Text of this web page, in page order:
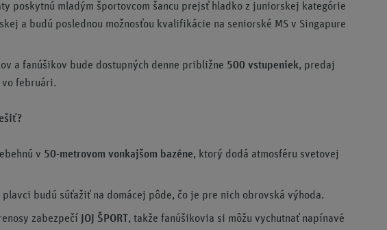
poskytnú mladým športovcom šancu prejsť hladko z juniorskej kategórie
a budú poslednou možnosťou kvalifikácie na seniorské MS v Singapure
a fanúšikov bude dostupných denne približne 500 vstupeniek, predaj
vo februári.
v 50-metrovom vonkajšom bazéne, ktorý dodá atmosféru svetovej
plavci budú súťažiť na domácej pôde, čo je pre nich obrovská výhoda.
zabezpečí JOJ ŠPORT, takže fanúšikovia si môžu vychutnať napínavé